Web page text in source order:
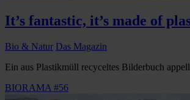
It’s fantastic, it’s made of
Bio & Natur Das Magazin
Ein aus Plastikmüll recyceltes Bilderbuch
BIORAMA #56